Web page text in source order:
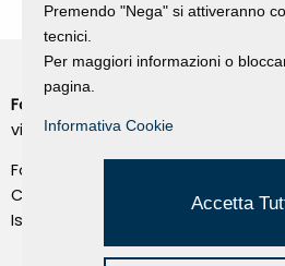
Fondazione Dino Zoli
viale Bologna 288, Forlì
Fondo dot. euro 285.000 i.v.
CF e P.IVA 03692820404
Isc.Reg Per.Giu. n. 10404
Premendo "Nega" si attiveranno
tecnici.
Per maggiori informazioni o
pagina.
Informativa Cookie
Accetta